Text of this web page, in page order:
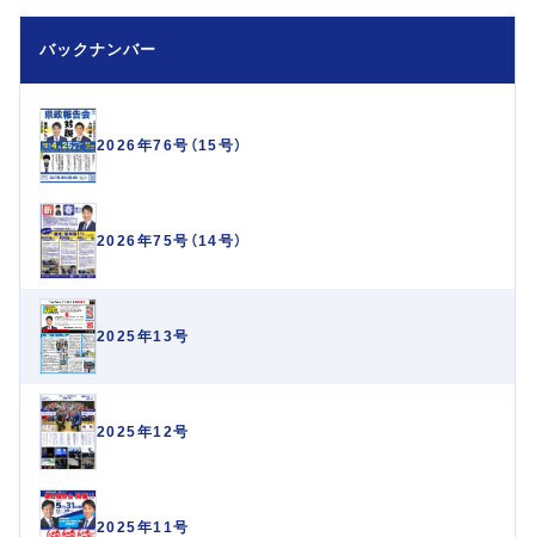
バックナンバー
2026年76号（15号）
2026年75号（14号）
2025年13号
2025年12号
2025年11号